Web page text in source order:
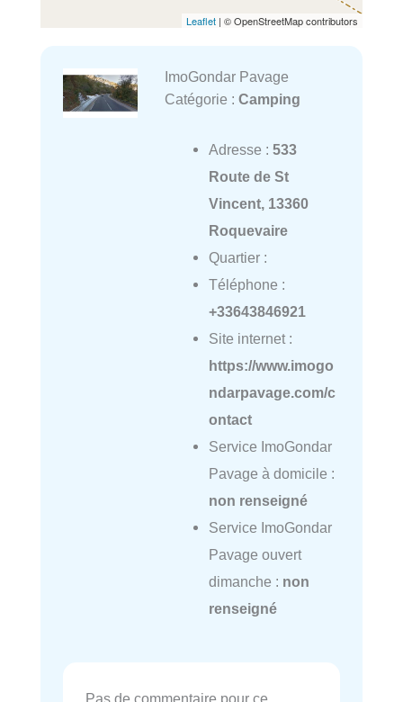
Leaflet | © OpenStreetMap contributors
ImoGondar Pavage
Catégorie : Camping
Adresse : 533
Route de St
Vincent, 13360
Roquevaire
Quartier :
Téléphone :
+33643846921
Site internet :
https://www.imogo
ndarpavage.com/c
ontact
Service ImoGondar
Pavage à domicile :
non renseigné
Service ImoGondar
Pavage ouvert
dimanche : non
renseigné
Pas de commentaire pour ce